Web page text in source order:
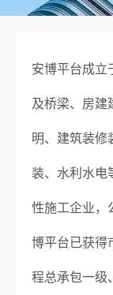
安博平台成立
及桥梁、房建
明、建筑装修
装、水利水电
性施工企业，
博平台已获得
程总承包一级